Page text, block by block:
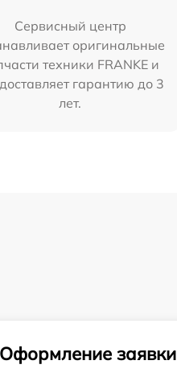
Сервисный центр
оригинальные
техники FRANKE и
гарантию до 3
лет.
Оформление заявки